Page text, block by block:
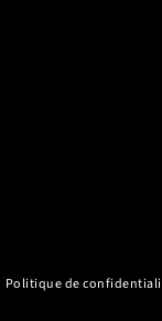
Politique de